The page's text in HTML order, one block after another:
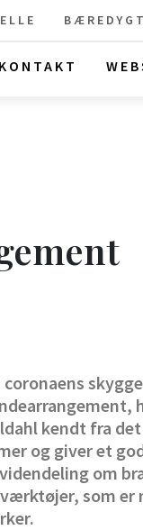
KONTAKT
coronaens
kendt fra
og giver et
om
som er